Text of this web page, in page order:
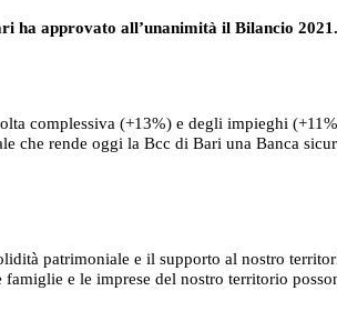
ha approvato all’unanimità il Bilancio 2021.
complessiva (+13%) e degli impieghi
che rende oggi la Bcc di Bari una Banca
patrimoniale e il supporto al nostro
e le imprese del nostro territorio